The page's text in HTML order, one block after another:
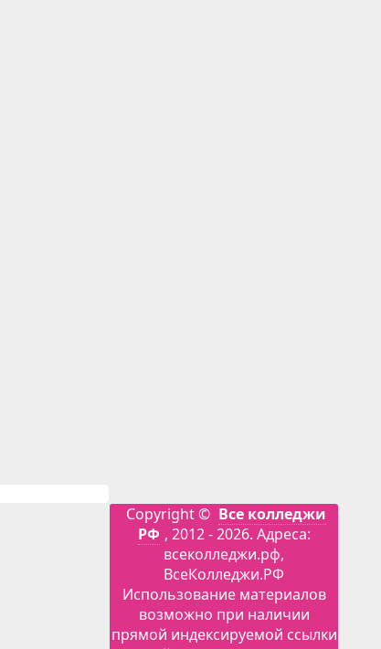
Copyright © Все колледжи
РФ , 2012 - 2026. Адреса:
всеколледжи.рф,
ВсеКолледжи.РФ
Использование материалов
возможно при наличии
прямой индексируемой ссылки